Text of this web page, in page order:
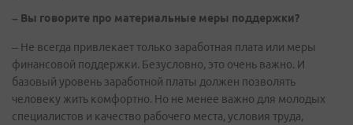
– Вы говорите про материальные меры поддержки?
– Не всегда привлекает только заработная плата или меры
финансовой поддержки. Безусловно, это очень важно. И
базовый уровень заработной платы должен позволять
человеку жить комфортно. Но не менее важно для молодых
специалистов и качество рабочего места, условия труда,